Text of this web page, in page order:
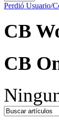
Perdió Usuario/
CB
CB